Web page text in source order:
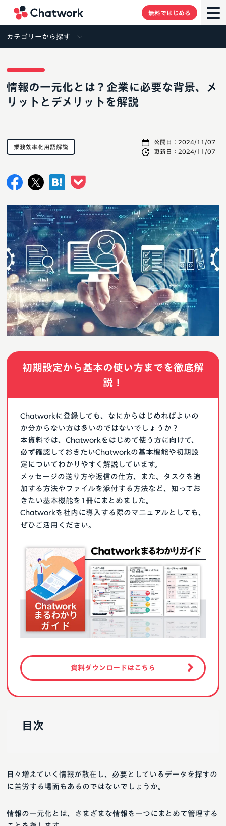
無料ではじめる
カテゴリーから探す
情報の一元化とは？企業に必要な背景、メ
リットとデメリットを解説
公開日： 2024/11/07
更新日： 2024/11/07
業務効率化用語解説
初期設定から基本の使い方までを徹底解
説！
Chatworkに登録しても、なにからはじめればよいの
か分からない方は多いのではないでしょうか？
本資料では、Chatworkをはじめて使う方に向けて、
必ず確認しておきたいChatworkの基本機能や初期設
定についてわかりやすく解説しています。
メッセージの送り方や返信の仕方、また、タスクを追
加する方法やファイルを添付する方法など、知ってお
きたい基本機能を1冊にまとめました。
Chatworkを社内に導入する際のマニュアルとしても、
ぜひご活用ください。
資料ダウンロードはこちら
目次
日々増えていく情報が散在し、必要としているデータを探すの
に苦労する場面もあるのではないでしょうか。
情報の一元化とは、さまざまな情報を一つにまとめて管理する